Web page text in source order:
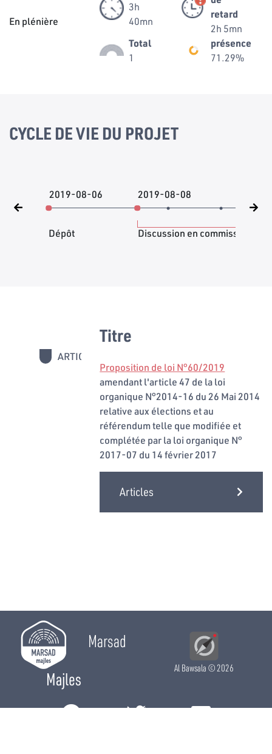
En plénière
3h
40mn
retard
2h 5mn
Total
1
présence
71.29%
CYCLE DE VIE DU PROJET
2019-08-06
Dépôt
2019-08-08
Discussion en commission
ARTICLES
Titre
Proposition de loi N°60/2019
amendant l'article 47 de la loi
organique N°2014-16 du 26 Mai 2014
relative aux élections et au
référendum telle que modifiée et
complétée par la loi organique N°
2017-07 du 14 février 2017
Articles
Marsad
Majles
Al Bawsala© 2026